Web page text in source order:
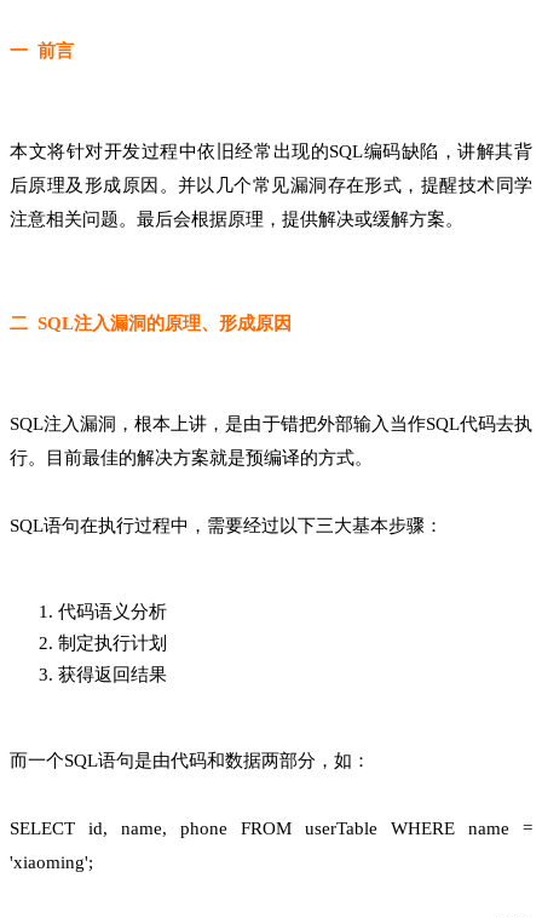
一 前言
本文将针对开发过程中依旧经常出现的SQL编码缺陷，讲解其背
后原理及形成原因。并以几个常见漏洞存在形式，提醒技术同学
注意相关问题。最后会根据原理，提供解决或缓解方案。
二 SQL注入漏洞的原理、形成原因
SQL注入漏洞，根本上讲，是由于错把外部输入当作SQL代码去执
行。目前最佳的解决方案就是预编译的方式。
SQL语句在执行过程中，需要经过以下三大基本步骤：
代码语义分析
制定执行计划
获得返回结果
而一个SQL语句是由代码和数据两部分，如：
SELECT id, name, phone FROM userTable WHERE name =
'xiaoming';